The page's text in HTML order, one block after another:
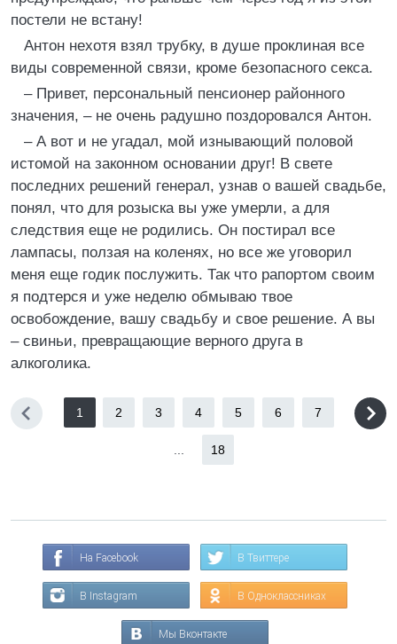
постели не встану!
Антон нехотя взял трубку, в душе проклиная все
виды современной связи, кроме безопасного секса.
– Привет, персональный пенсионер районного
значения, – не очень радушно поздоровался Антон.
– А вот и не угадал, мой изнывающий половой
истомой на законном основании друг! В свете
последних решений генерал, узнав о вашей свадьбе,
понял, что для розыска вы уже умерли, а для
следствия еще не родились. Он постирал все
лампасы, ползая на коленях, но все же уговорил
меня еще годик послужить. Так что рапортом своим
я подтерся и уже неделю обмываю твое
освобождение, вашу свадьбу и свое решение. А вы
– свиньи, превращающие верного друга в
алкоголика.
1 2 3 4 5 6 7
18
На Facebook В Твиттере
В Instagram В Одноклассниках
Мы Вконтакте